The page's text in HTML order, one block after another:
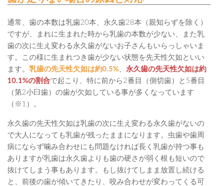
通常、歯の本数は乳歯20本、永久歯28本（親知らずを除く）
ですが、まれに生まれた時から乳歯の本数が少ない、また乳
歯の次に生え変わる永久歯がないお子さんもいらっしゃいま
す。この様に生まれつき歯が少ない状態を先天性欠如といい
ます。 乳歯の先天性欠如は約0.5%
永久歯の先天性欠如は約
10.1%の割合で起こり、特に前から2番目（側切歯）と5番目
（第2小臼歯）の歯が欠如している事が多くなっています
（※1）。
永久歯の先天性欠如は乳歯の次に生え変わる永久歯がないの
で大人になっても乳歯が残ったままになります。虫歯や歯周
病にならず噛み合わせにも問題なければ長く乳歯が持つ事も
ありますが乳歯は永久歯よりも歯の硬さが弱く根も短いので
抜けてしまう事もあります。もし抜けてしまま放置し続ける
と、前後の歯が傾いてきたり、咬み合わせが変わってくる可